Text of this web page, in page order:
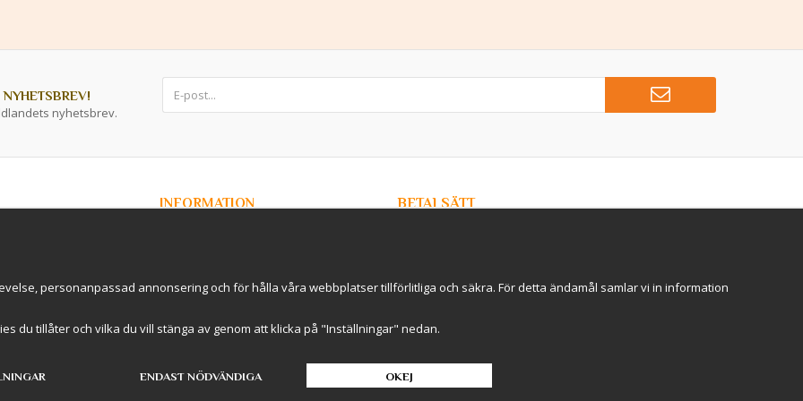
nyhetsbrev.
i
INFORMATION
International Shipping
BETALSÄTT
personanpassad annonsering och för hålla våra webbplatser tillförlitliga och säkra. För detta ändamål samlar vi in information
du tillåter och vilka du vill stänga av genom att klicka på "Inställningar" nedan.
ENDAST NÖDVÄNDIGA OKEJ